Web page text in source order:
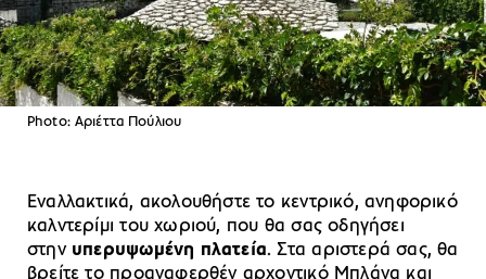
Photo: Αριέττα Πούλιου
Εναλλακτικά, ακολουθήστε το κεντρικό, ανηφορικό
καλντερίμι του χωριού, που θα σας οδηγήσει
στην υπερυψωμένη πλατεία. Στα αριστερά σας, θα
βρείτε το προαναφερθέν αρχοντικό Μπλάνα και